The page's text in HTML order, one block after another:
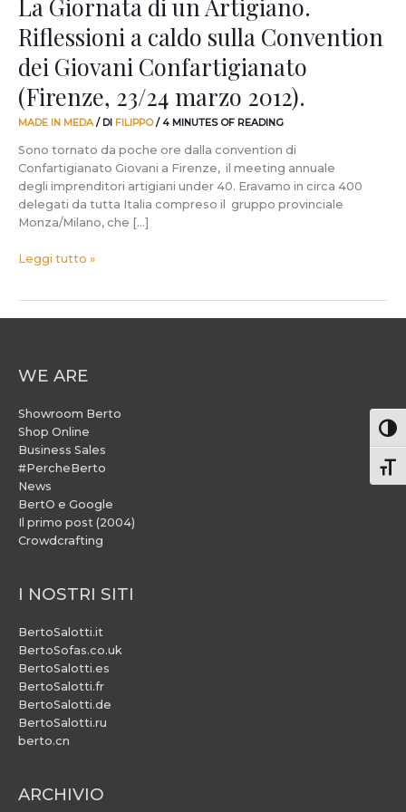
La Giornata di un Artigiano.
Riflessioni a caldo sulla Convention
dei Giovani Confartigianato
(Firenze, 23/24 marzo 2012).
MADE IN MEDA/ DI FILIPPO/4 MINUTES OF READING
Sono tornato da poche ore dalla convention di
Confartigianato Giovani a Firenze, il meeting annuale
degli imprenditori artigiani under 40. Eravamo in circa 400
delegati da tutta Italia compreso il gruppo provinciale
Monza/Milano, che […]
(Firenze,
23/24
marzo
2012).
Leggi tutto »
WE ARE
Showroom Berto
Shop Online
Business Sales
#PercheBerto
News
BertO e Google
Il primo post (2004)
Crowdcrafting
I NOSTRI SITI
BertoSalotti.it
BertoSofas.co.uk
BertoSalotti.es
BertoSalotti.fr
BertoSalotti.de
BertoSalotti.ru
berto.cn
ARCHIVIO
ARCHIVIO